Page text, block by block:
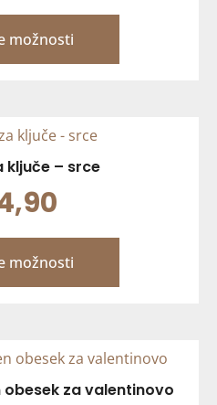
možnosti
ključe – srce
možnosti
obesek za valentinovo